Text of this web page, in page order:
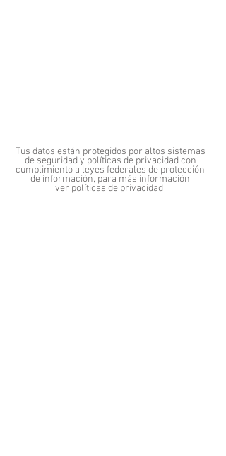
Tus datos están protegidos por altos sistemas
de seguridad y políticas de privacidad con
cumplimiento a leyes federales de protección
de información, para más información
ver políticas de privacidad